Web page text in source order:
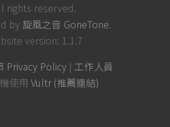
rights reserved.
by 旋風之音 GoneTone.
version: 1.1.7
Privacy Policy | 工作人員
使用 Vultr (推薦連結)